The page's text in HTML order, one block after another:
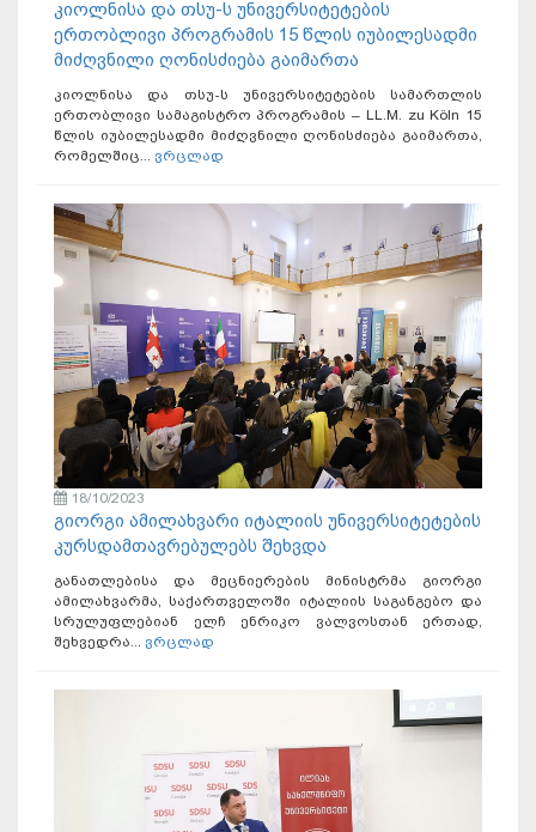
კიოლნისა და თსუ-ს უნივერსიტეტების
ერთობლივი პროგრამის 15 წლის იუბილესადმი
მიძღვნილი ღონისძიება გაიმართა
კიოლნისა და თსუ-ს უნივერსიტეტების სამართლის
ერთობლივი სამაგისტრო პროგრამის – LL.M. zu Köln 15
წლის იუბილესადმი მიძღვნილი ღონისძიება გაიმართა,
რომელშიც... ვრცლად
18/10/2023
გიორგი ამილახვარი იტალიის უნივერსიტეტების
კურსდამთავრებულებს შეხვდა
განათლებისა და მეცნიერების მინისტრმა გიორგი
ამილახვარმა, საქართველოში იტალიის საგანგებო და
სრულუფლებიან ელჩ ენრიკო ვალვოსთან ერთად,
შეხვედრა... ვრცლად